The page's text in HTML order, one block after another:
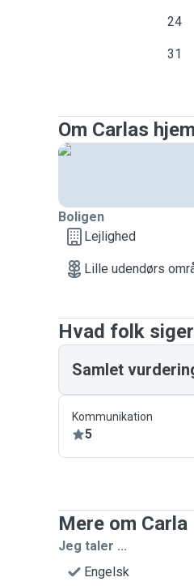
24
31
Om Carlas hjem
Boligen
Lejlighed
Lille udendørs
Hvad folk
Samlet
Kommunikation
5
Mere om Carla
Jeg taler ...
Engelsk